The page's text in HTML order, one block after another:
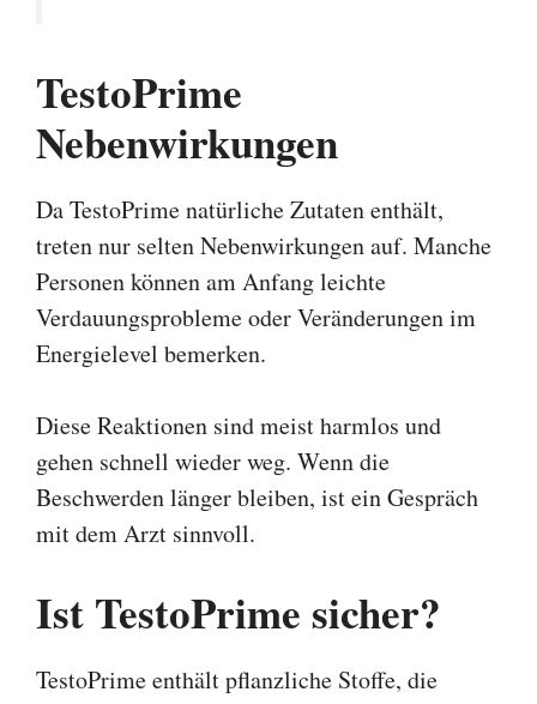
TestoPrime
Nebenwirkungen
Da TestoPrime natürliche Zutaten enthält,
treten nur selten Nebenwirkungen auf. Manche
Personen können am Anfang leichte
Verdauungsprobleme oder Veränderungen im
Energielevel bemerken.
Diese Reaktionen sind meist harmlos und
gehen schnell wieder weg. Wenn die
Beschwerden länger bleiben, ist ein Gespräch
mit dem Arzt sinnvoll.
Ist TestoPrime sicher?
TestoPrime enthält pflanzliche Stoffe, die